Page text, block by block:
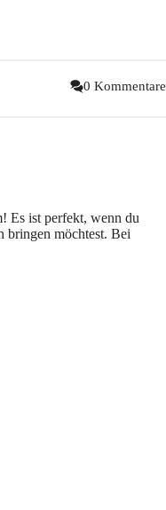
0 Kommentare
Es ist perfekt, wenn du
bringen möchtest. Bei